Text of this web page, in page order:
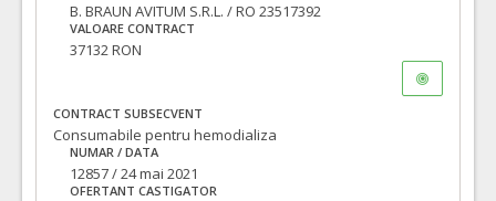
B. BRAUN AVITUM S.R.L. / RO 23517392
VALOARE CONTRACT
37132 RON
CONTRACT SUBSECVENT
Consumabile pentru hemodializa
NUMAR / DATA
12857 / 24 mai 2021
OFERTANT CASTIGATOR